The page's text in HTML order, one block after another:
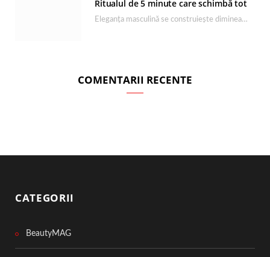
Ritualul de 5 minute care schimbă tot
Eleganța masculină se construiește dimineața, în câteva minute și cu produsele potrivite. O rutină de…
COMENTARII RECENTE
CATEGORII
BeautyMAG